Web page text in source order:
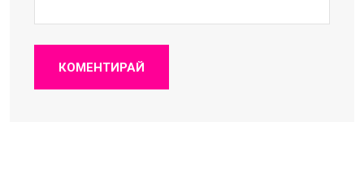
КОМЕНТИРАЙ